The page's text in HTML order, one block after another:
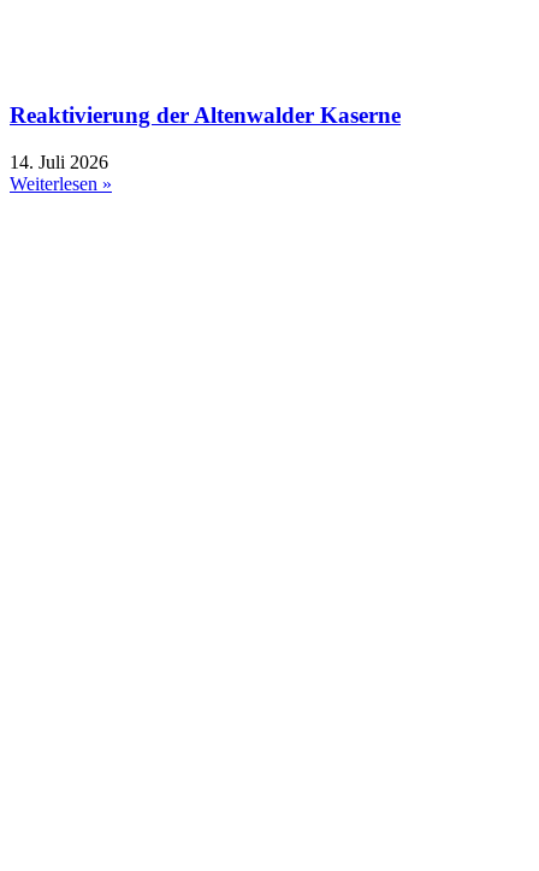
Reaktivierung der Altenwalder Kaserne
14. Juli 2026
Weiterlesen »